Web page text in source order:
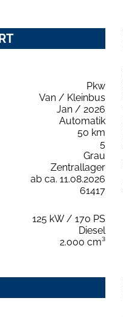
Pkw
Van / Kleinbus
Jan / 2026
Automatik
50 km
5
Grau
Zentrallager
ab ca. 11.08.2026
61417
125 kW / 170 PS
Diesel
2.000 cm³